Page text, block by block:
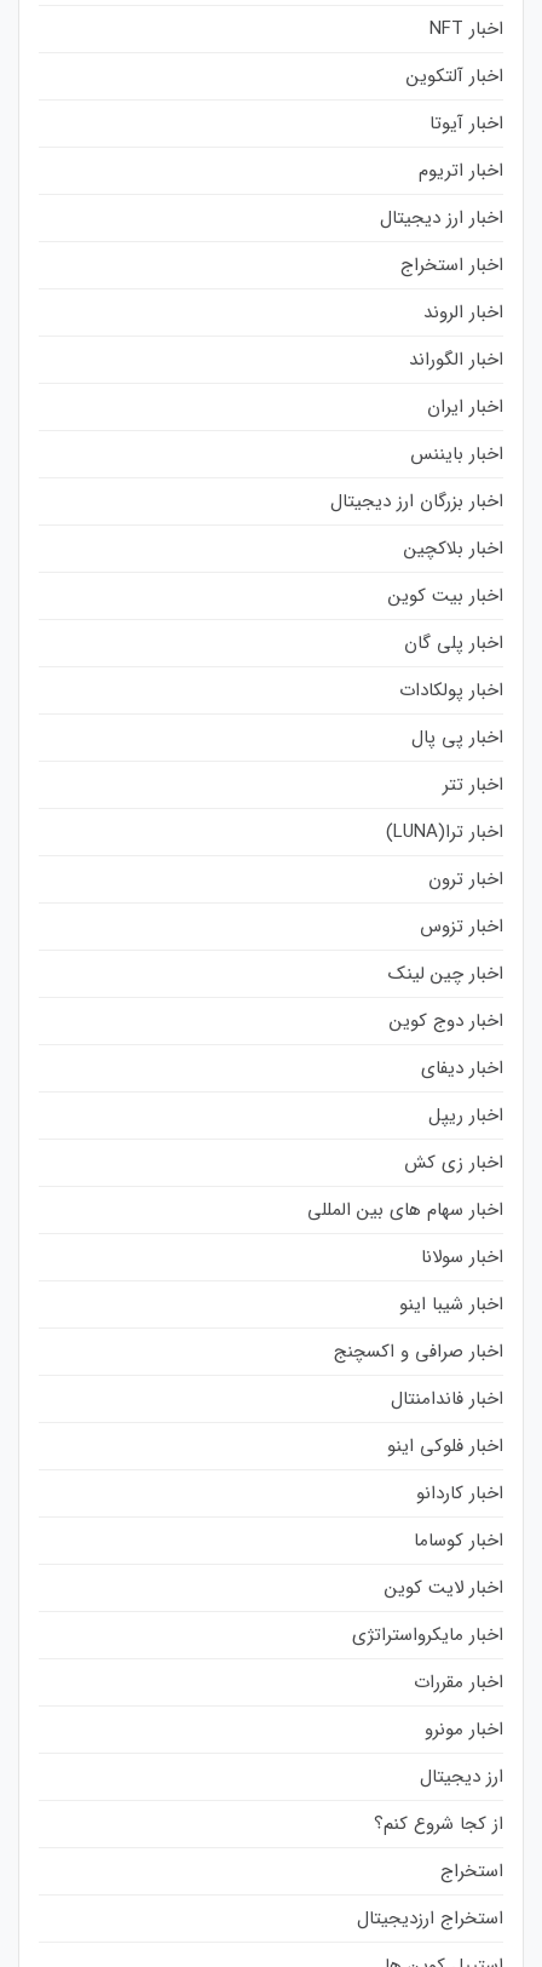
اخبار NFT
اخبار آلتکوین
اخبار آیوتا
اخبار اتریوم
اخبار ارز دیجیتال
اخبار استخراج
اخبار الروند
اخبار الگوراند
اخبار ایران
اخبار بایننس
اخبار بزرگان ارز دیجیتال
اخبار بلاکچین
اخبار بیت کوین
اخبار پلی گان
اخبار پولکادات
اخبار پی پال
اخبار تتر
اخبار ترا(LUNA)
اخبار ترون
اخبار تزوس
اخبار چین لینک
اخبار دوج کوین
اخبار دیفای
اخبار ریپل
اخبار زی کش
اخبار سهام های بین المللی
اخبار سولانا
اخبار شیبا اینو
اخبار صرافی و اکسچنج
اخبار فاندامنتال
اخبار فلوکی اینو
اخبار کاردانو
اخبار کوساما
اخبار لایت کوین
اخبار مایکرواستراتژی
اخبار مقررات
اخبار مونرو
ارز دیجیتال
از کجا شروع کنم؟
استخراج
استخراج ارزدیجیتال